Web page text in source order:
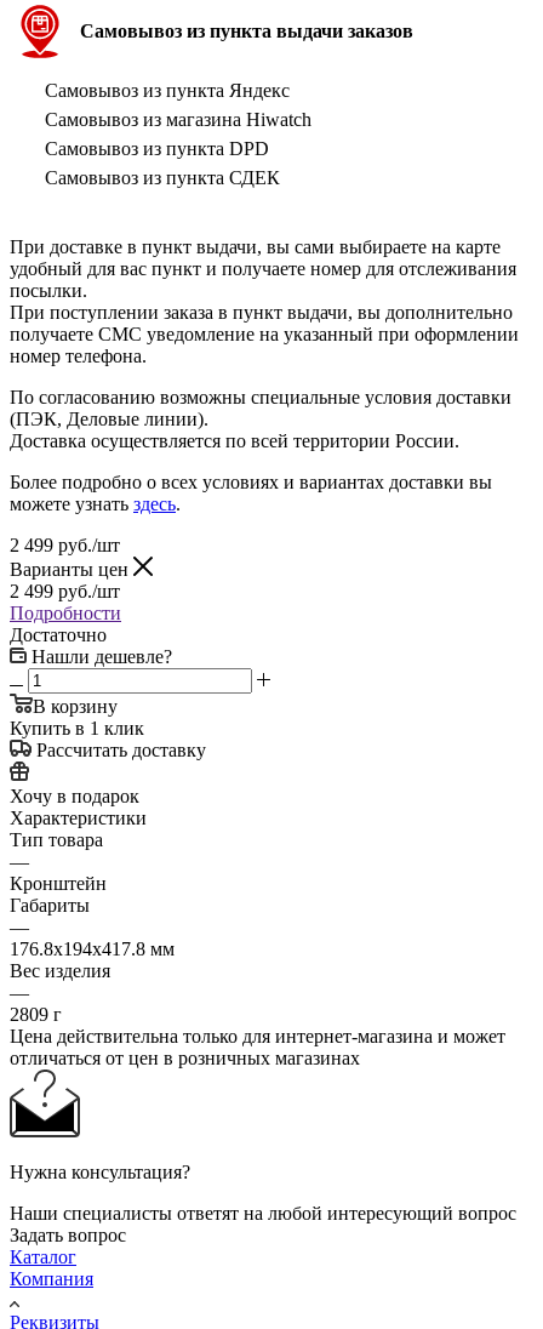
Самовывоз из пункта выдачи заказов
Самовывоз из пункта Яндекс
Самовывоз из магазина Hiwatch
Самовывоз из пункта DPD
Самовывоз из пункта СДЕК
При доставке в пункт выдачи, вы сами выбираете на карте
удобный для вас пункт и получаете номер для отслеживания
посылки.
При поступлении заказа в пункт выдачи, вы дополнительно
получаете СМС уведомление на указанный при оформлении
номер телефона.
По согласованию возможны специальные условия доставки
(ПЭК, Деловые линии).
Доставка осуществляется по всей территории России.
Более подробно о всех условиях и вариантах доставки вы
можете узнать здесь.
2 499 руб./шт
Варианты цен
2 499 руб./шт
Подробности
Достаточно
Нашли дешевле?
В корзину
Купить в 1 клик
Рассчитать доставку
Хочу в подарок
Характеристики
Тип товара
—
Кронштейн
Габариты
—
176.8x194x417.8 мм
Вес изделия
—
2809 г
Цена действительна только для интернет-магазина и может
отличаться от цен в розничных магазинах
Нужна консультация?
Наши специалисты ответят на любой интересующий вопрос
Задать вопрос
Каталог
Компания
Реквизиты